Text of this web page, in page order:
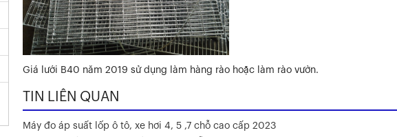
Giá lưới B40 năm 2019 sử dụng làm hàng rào hoặc làm rào vườn.
TIN LIÊN QUAN
Máy đo áp suất lốp ô tô, xe hơi 4, 5 ,7 chỗ cao cấp 2023